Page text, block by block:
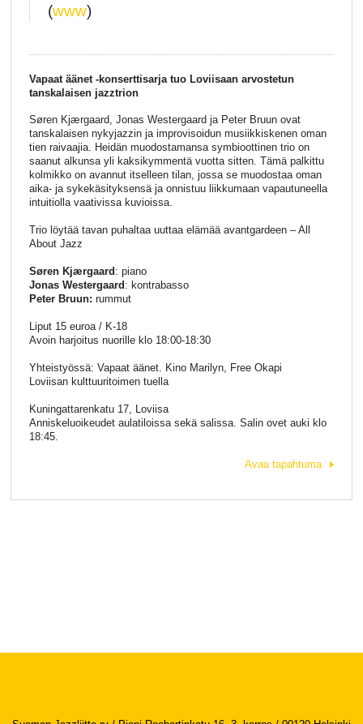
(www)
Vapaat äänet -konserttisarja tuo Loviisaan arvostetun
tanskalaisen jazztrion
Søren Kjærgaard, Jonas Westergaard ja Peter Bruun ovat
tanskalaisen nykyjazzin ja improvisoidun musiikkiskenen oman
tien raivaajia. Heidän muodostamansa symbioottinen trio on
saanut alkunsa yli kaksikymmentä vuotta sitten. Tämä palkittu
kolmikko on avannut itselleen tilan, jossa se muodostaa oman
aika- ja sykekäsityksensä ja onnistuu liikkumaan vapautuneella
intuitiolla vaativissa kuvioissa.
Trio löytää tavan puhaltaa uuttaa elämää avantgardeen – All
About Jazz
Søren Kjærgaard : piano
Jonas Westergaard : kontrabasso
Peter Bruun: rummut
Liput 15 euroa / K-18
Avoin harjoitus nuorille klo 18:00-18:30
Yhteistyössä: Vapaat äänet. Kino Marilyn, Free Okapi
Loviisan kulttuuritoimen tuella
Kuningattarenkatu 17, Loviisa
Anniskeluoikeudet aulatiloissa sekä salissa. Salin ovet auki klo
18:45.
Avaa tapahtuma